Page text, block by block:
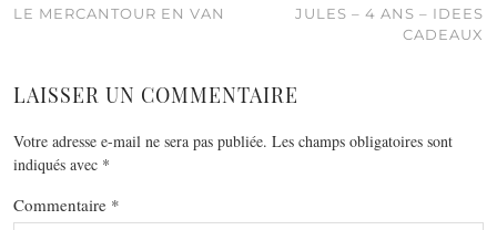
LE MERCANTOUR EN VAN
JULES – 4 ANS – IDEES
CADEAUX
LAISSER UN COMMENTAIRE
Votre adresse e-mail ne sera pas publiée. Les champs obligatoires sont
indiqués avec *
Commentaire *